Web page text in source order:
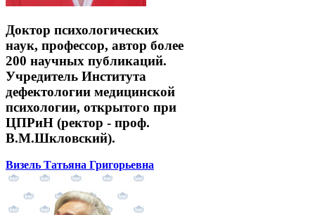
Доктор психологических
наук, профессор, автор более
200 научных публикаций.
Учредитель Института
дефектологии медицинской
психологии, открытого при
ЦПРиН (ректор - проф.
В.М.Шкловский).
Визель Татьяна Григорьевна